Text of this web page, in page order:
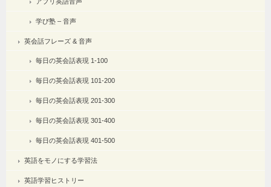
学び塾 – 音声
英会話フレーズ & 音声
毎日の英会話表現 1-100
毎日の英会話表現 101-200
毎日の英会話表現 201-300
毎日の英会話表現 301-400
毎日の英会話表現 401-500
英語をモノにする学習法
英語学習ヒストリー